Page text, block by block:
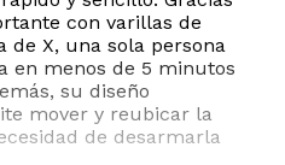
con varillas de
X, una sola persona
en menos de 5 minutos
su diseño
mover y reubicar la
de desarmarla